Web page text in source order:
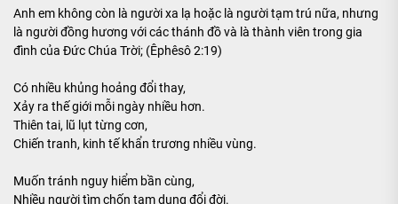
Anh em không còn là người xa lạ hoặc là người tạm trú nữa, nhưng
là người đồng hương với các thánh đồ và là thành viên trong gia
đình của Đức Chúa Trời; (Êphêsô 2:19)
Có nhiều khủng hoảng đổi thay,
Xảy ra thế giới mỗi ngày nhiều hơn.
Thiên tai, lũ lụt từng cơn,
Chiến tranh, kinh tế khẩn trương nhiều vùng.
Muốn tránh nguy hiểm bần cùng,
Nhiều người tìm chốn tạm dung đổi đời.